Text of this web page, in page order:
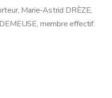
Marie-Astrid DRÈZE,
membre effectif.